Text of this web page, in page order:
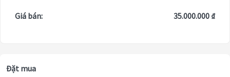
Giá bán: 35.000.000 ₫
Đặt mua